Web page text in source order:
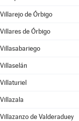
Villarejo de Órbigo
Villares de Órbigo
Villasabariego
Villaselán
Villaturiel
Villazala
Villazanzo de Valderaduey